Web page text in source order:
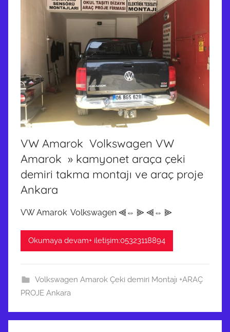
VW Amarok Volkswagen VW
Amarok » kamyonet araça çeki
demiri takma montajı ve araç proje
Ankara
VW Amarok Volkswagen ⫷⇔ ⫸ ⫷⇔ ⫸
Okumaya devam+ iletişim:05323118894
Volkswagen Amarok Çeki demiri Montajı +ARAÇ
PROJE Ankara